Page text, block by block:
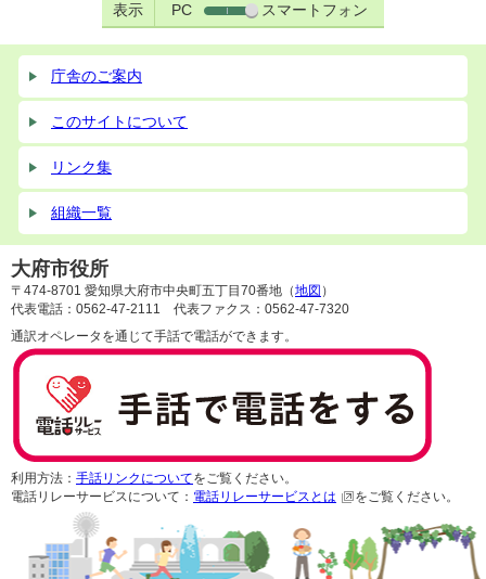
表示 PC スマートフォン
庁舎のご案内
このサイトについて
リンク集
組織一覧
大府市役所
〒474-8701 愛知県大府市中央町五丁目70番地（地図 ）
代表電話：0562-47-2111 代表ファクス：0562-47-7320
通訳オペレータを通じて手話で電話ができます。
利用方法： 手話リンクについてをご覧ください。
電話リレーサービスについて： 電話リレーサービスとは をご覧ください。